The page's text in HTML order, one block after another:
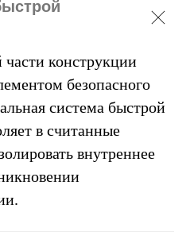
конструкции
безопасного
система быстрой
в считанные
внутреннее